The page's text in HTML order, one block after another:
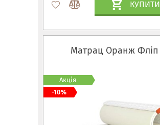
КУПИТИ
Матрац Оранж Фліп
Акція
-10%